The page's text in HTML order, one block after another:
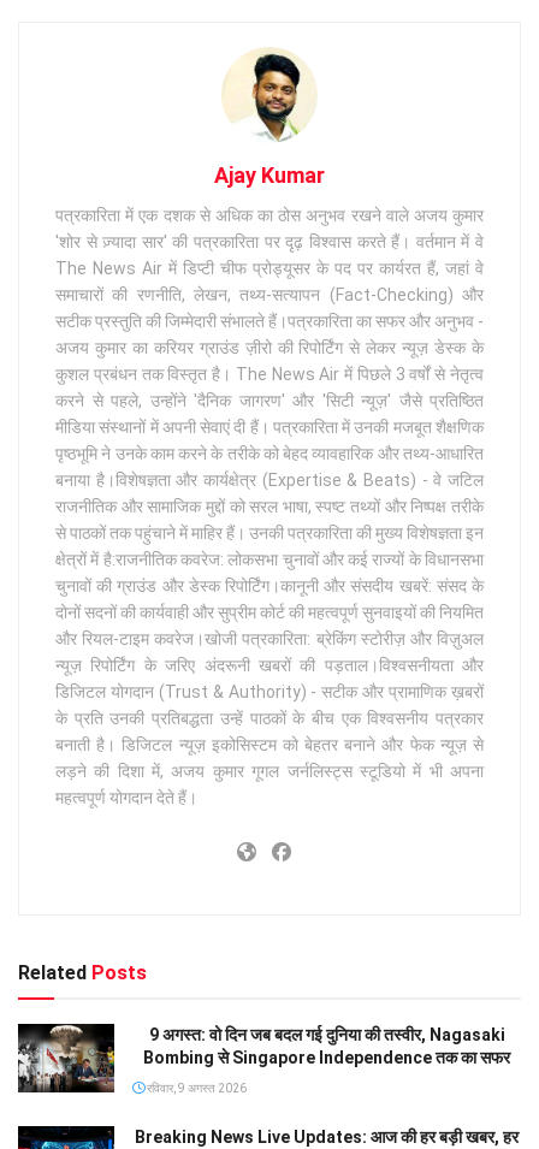
Ajay Kumar
पत्रकारिता में एक दशक से अधिक का ठोस अनुभव रखने वाले अजय कुमार
'शोर से ज़्यादा सार' की पत्रकारिता पर दृढ़ विश्वास करते हैं। वर्तमान में वे
The News Air में डिप्टी चीफ प्रोड्यूसर के पद पर कार्यरत हैं, जहां वे
समाचारों की रणनीति, लेखन, तथ्य-सत्यापन (Fact-Checking) और
सटीक प्रस्तुति की जिम्मेदारी संभालते हैं।पत्रकारिता का सफर और अनुभव -
अजय कुमार का करियर ग्राउंड ज़ीरो की रिपोर्टिंग से लेकर न्यूज़ डेस्क के
कुशल प्रबंधन तक विस्तृत है। The News Air में पिछले 3 वर्षों से नेतृत्व
करने से पहले, उन्होंने 'दैनिक जागरण' और 'सिटी न्यूज़' जैसे प्रतिष्ठित
मीडिया संस्थानों में अपनी सेवाएं दी हैं। पत्रकारिता में उनकी मजबूत शैक्षणिक
पृष्ठभूमि ने उनके काम करने के तरीके को बेहद व्यावहारिक और तथ्य-आधारित
बनाया है।विशेषज्ञता और कार्यक्षेत्र (Expertise & Beats) - वे जटिल
राजनीतिक और सामाजिक मुद्दों को सरल भाषा, स्पष्ट तथ्यों और निष्पक्ष तरीके
से पाठकों तक पहुंचाने में माहिर हैं। उनकी पत्रकारिता की मुख्य विशेषज्ञता इन
क्षेत्रों में है:राजनीतिक कवरेज: लोकसभा चुनावों और कई राज्यों के विधानसभा
चुनावों की ग्राउंड और डेस्क रिपोर्टिंग।कानूनी और संसदीय खबरें: संसद के
दोनों सदनों की कार्यवाही और सुप्रीम कोर्ट की महत्वपूर्ण सुनवाइयों की नियमित
और रियल-टाइम कवरेज।खोजी पत्रकारिता: ब्रेकिंग स्टोरीज़ और विज़ुअल
न्यूज़ रिपोर्टिंग के जरिए अंदरूनी खबरों की पड़ताल।विश्वसनीयता और
डिजिटल योगदान (Trust & Authority) - सटीक और प्रामाणिक ख़बरों
के प्रति उनकी प्रतिबद्धता उन्हें पाठकों के बीच एक विश्वसनीय पत्रकार
बनाती है। डिजिटल न्यूज़ इकोसिस्टम को बेहतर बनाने और फेक न्यूज़ से
लड़ने की दिशा में, अजय कुमार गूगल जर्नलिस्ट्स स्टूडियो में भी अपना
महत्वपूर्ण योगदान देते हैं।
Related Posts
9 अगस्त: वो दिन जब बदल गई दुनिया की तस्वीर, Nagasaki
Bombing से Singapore Independence तक का सफर
रविवार, 9 अगस्त 2026
Breaking News Live Updates: आज की हर बड़ी खबर, हर